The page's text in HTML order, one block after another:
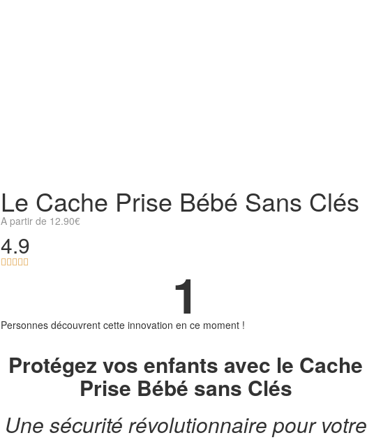
Le Cache Prise Bébé Sans Clés
A partir de 12.90€
4.9
     1
Personnes découvrent cette innovation en ce moment !
Protégez vos enfants avec le Cache
Prise Bébé sans Clés
Une sécurité révolutionnaire pour votre